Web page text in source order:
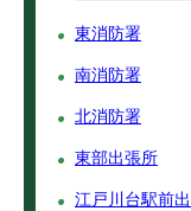
東消防署
南消防署
北消防署
東部出張所
江戸川台駅前